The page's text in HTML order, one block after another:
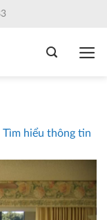
Tìm hiểu thông tin